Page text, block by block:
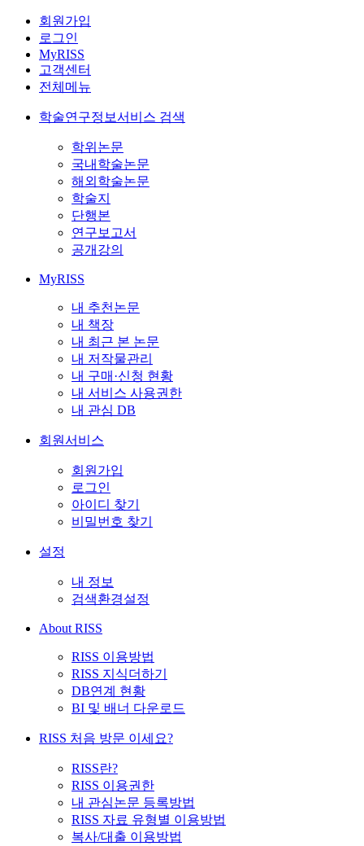
회원가입
로그인
MyRISS
고객센터
전체메뉴
학술연구정보서비스 검색
학위논문
국내학술논문
해외학술논문
학술지
단행본
연구보고서
공개강의
MyRISS
내 추천논문
내 책장
내 최근 본 논문
내 저작물관리
내 구매·신청 현황
내 서비스 사용권한
내 관심 DB
회원서비스
회원가입
로그인
아이디 찾기
비밀번호 찾기
설정
내 정보
검색환경설정
About RISS
RISS 이용방법
RISS 지식더하기
DB연계 현황
BI 및 배너 다운로드
RISS 처음 방문 이세요?
RISS란?
RISS 이용권한
내 관심논문 등록방법
RISS 자료 유형별 이용방법
복사/대출 이용방법